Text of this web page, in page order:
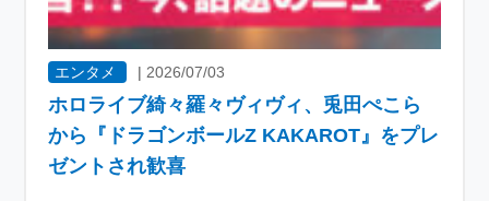
エンタメ | 2026/07/03
ホロライブ綺々羅々ヴィヴィ、兎田ぺこら
から『ドラゴンボールZ KAKAROT』をプレ
ゼントされ歓喜